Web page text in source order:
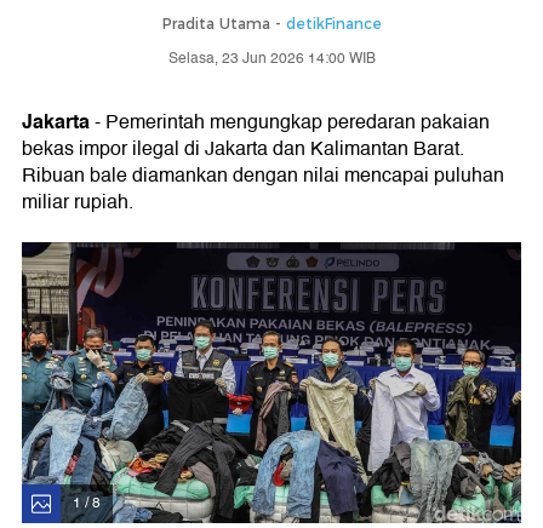
Pradita Utama - detikFinance
Selasa, 23 Jun 2026 14:00 WIB
Jakarta- Pemerintah mengungkap peredaran pakaian
bekas impor ilegal di Jakarta dan Kalimantan Barat.
Ribuan bale diamankan dengan nilai mencapai puluhan
miliar rupiah.
1 / 8